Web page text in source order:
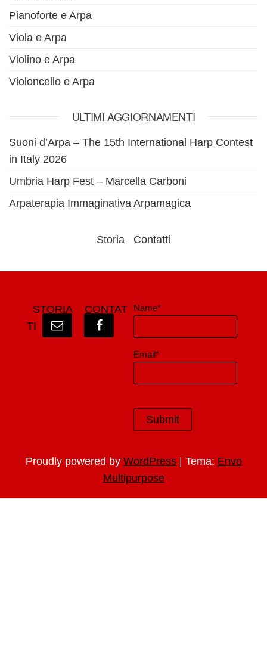
Pianoforte e Arpa
Viola e Arpa
Violino e Arpa
Violoncello e Arpa
ULTIMI AGGIORNAMENTI
Suoni d’Arpa – The 15th International Harp Contest
in Italy 2026
Umbria Harp Fest – Marcella Carboni
Arpaterapia Immaginativa Arpamagica
Storia Contatti
STORIA
CONTAT
TI
Name*
Email*
Proudly powered by WordPress | Tema: Envo
Multipurpose